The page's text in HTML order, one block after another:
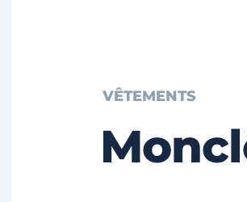
VÊTEMENTS